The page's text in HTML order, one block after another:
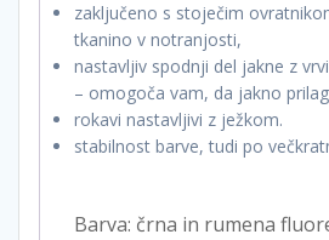
zaključeno s stoječim
tkanino v notranjosti,
nastavljiv spodnji del jakne z
– omogoča vam, da jakno
rokavi nastavljivi z ježkom.
stabilnost barve, tudi po
Barva: črna in rumena